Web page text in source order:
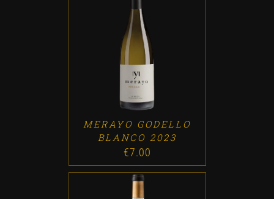
ADD TO CART /
MERAYO GODELLO
BLANCO 2023
€7.00